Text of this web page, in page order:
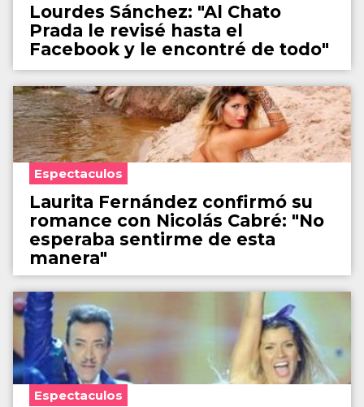
Lourdes Sánchez: "Al Chato
Prada le revisé hasta el
Facebook y le encontré de todo"
Espectaculos
Laurita Fernández confirmó su
romance con Nicolás Cabré: "No
esperaba sentirme de esta
manera"
Espectaculos